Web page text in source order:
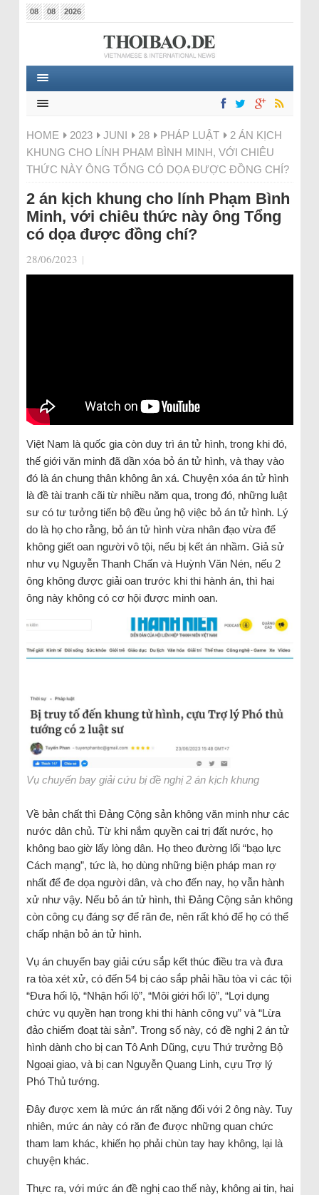
08 08 2026
HOME 2023 JUNI 28 PHÁP LUẬT
2 ÁN KỊCH
KHUNG CHO LÍNH PHẠM BÌNH MINH, VỚI CHIÊU
THỨC NÀY ÔNG TỔNG CÓ DỌA ĐƯỢC ĐỒNG CHÍ?
2 án kịch khung cho lính Phạm Bình
Minh, với chiêu thức này ông Tổng
có dọa được đồng chí?
28/06/2023 |
Việt Nam là quốc gia còn duy trì án tử hình, trong khi đó,
thế giới văn minh đã dần xóa bỏ án tử hình, và thay vào
đó là án chung thân không ân xá. Chuyện xóa án tử hình
là đề tài tranh cãi từ nhiều năm qua, trong đó, những luật
sư có tư tưởng tiến bộ đều ủng hộ việc bỏ án tử hình. Lý
do là họ cho rằng, bỏ án tử hình vừa nhân đạo vừa để
không giết oan người vô tội, nếu bị kết án nhầm. Giả sử
như vụ Nguyễn Thanh Chấn và Huỳnh Văn Nén, nếu 2
ông không được giải oan trước khi thi hành án, thì hai
ông này không có cơ hội được minh oan.
Vụ chuyến bay giải cứu bị đề nghị 2 án kịch khung
Về bản chất thì Đảng Cộng sản không văn minh như các
nước dân chủ. Từ khi nắm quyền cai trị đất nước, họ
không bao giờ lấy lòng dân. Họ theo đường lối “bạo lực
Cách mạng”, tức là, họ dùng những biện pháp man rợ
nhất để đe dọa người dân, và cho đến nay, họ vẫn hành
xử như vậy. Nếu bỏ án tử hình, thì Đảng Cộng sản không
còn công cụ đáng sợ để răn đe, nên rất khó để họ có thể
chấp nhận bỏ án tử hình.
Vụ án chuyến bay giải cứu sắp kết thúc điều tra và đưa
ra tòa xét xử, có đến 54 bị cáo sắp phải hầu tòa vì các tội
“Đưa hối lộ, “Nhận hối lộ”, “Môi giới hối lộ”, “Lợi dụng
chức vụ quyền hạn trong khi thi hành công vụ” và “Lừa
đảo chiếm đoạt tài sản”. Trong số này, có đề nghị 2 án tử
hình dành cho bị can Tô Anh Dũng, cựu Thứ trưởng Bộ
Ngoại giao, và bị can Nguyễn Quang Linh, cựu Trợ lý
Phó Thủ tướng.
Đây được xem là mức án rất nặng đối với 2 ông này. Tuy
nhiên, mức án này có răn đe được những quan chức
tham lam khác, khiến họ phải chùn tay hay không, lại là
chuyện khác.
Thực ra, với mức án đề nghị cao thế này, không ai tin, hai